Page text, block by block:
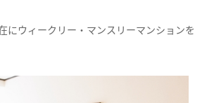
にウィークリー・マンスリーマンションを